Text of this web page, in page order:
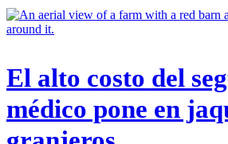
El alto costo del
médico pone en